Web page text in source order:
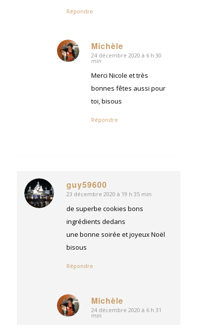
Répondre
Michèle
dit
24 décembre 2020 à 6 h 30
min
Merci Nicole et très
bonnes fêtes aussi pour
toi, bisous
Répondre
guy59600
dit
:
23 décembre 2020 à 19 h 35 min
de superbe cookies bons
ingrédients dedans
une bonne soirée et joyeux Noël
bisous
Répondre
Michèle
dit
24 décembre 2020 à 6 h 31
min